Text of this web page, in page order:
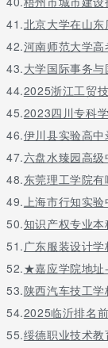
41.北京大学在山
42.河南师范大学
43.大学国际事务
44.2025浙江工贸
45.2023四川专科
46.伊川县实验高
47.六盘水臻园高
48.东莞理工学院有
49.上海市行知实
50.知识产权专业
51.广东服装设计
52.★嘉应学院地址
53.陕西汽车技工
54.2025临沂排名
55.绥德职业技术